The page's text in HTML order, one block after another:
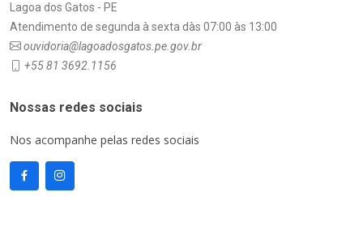
Lagoa dos Gatos - PE
Atendimento de segunda à sexta dàs 07:00 às 13:00
ouvidoria@lagoadosgatos.pe.gov.br
+55 81 3692.1156
Nossas redes sociais
Nos acompanhe pelas redes sociais